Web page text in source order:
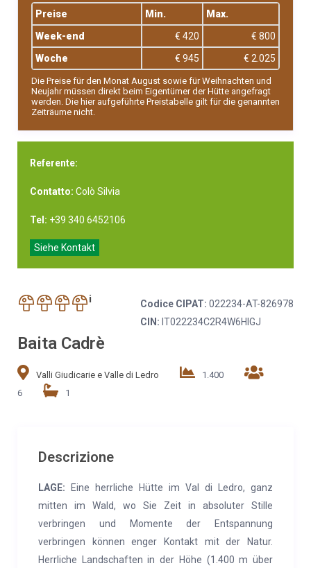
Preise Min.
Max.
Week-end
€ 420
€ 800
Woche
€ 945 € 2.025
Die Preise für den Monat August sowie für Weihnachten und
Neujahr müssen direkt beim Eigentümer der Hütte angefragt
werden. Die hier aufgeführte Preistabelle gilt für die genannten
Zeiträume nicht.
Referente:
Contatto: Colò Silvia
Tel: +39 340 6452106
Siehe Kontakt
i Codice CIPAT: 022234-AT-826978
CIN: IT022234C2R4W6HIGJ
Baita Cadrè
Valli Giudicarie e Valle di Ledro
1.400
6
1
Descrizione
LAGE: Eine herrliche Hütte im Val di Ledro, ganz
mitten im Wald, wo Sie Zeit in absoluter Stille
verbringen und Momente der Entspannung
verbringen können enger Kontakt mit der Natur.
Herrliche Landschaften in der Höhe (1.400 m über